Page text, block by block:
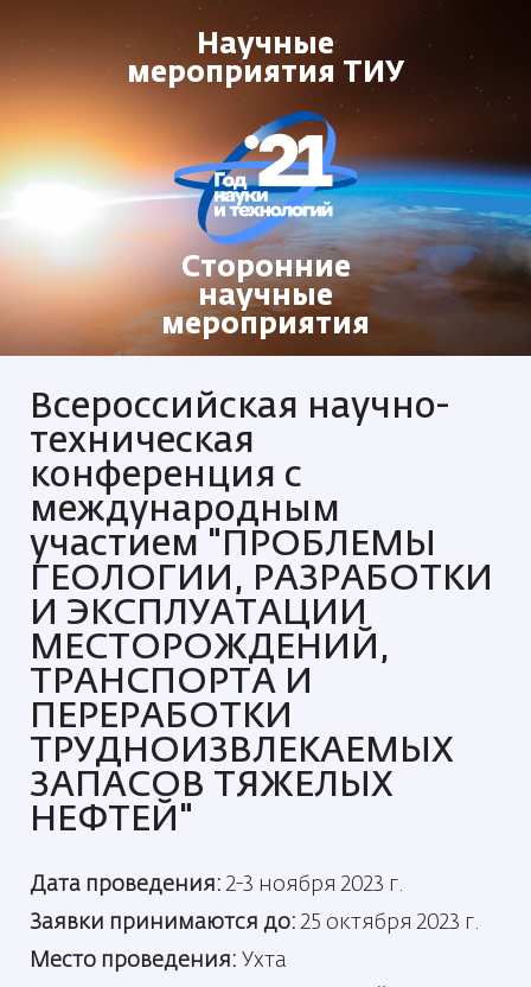
Научные
мероприятия ТИУ
Сторонние
научные
мероприятия
Всероссийская научно-
техническая
конференция с
международным
участием "ПРОБЛЕМЫ
ГЕОЛОГИИ, РАЗРАБОТКИ
И ЭКСПЛУАТАЦИИ
МЕСТОРОЖДЕНИЙ,
ТРАНСПОРТА И
ПЕРЕРАБОТКИ
ТРУДНОИЗВЛЕКАЕМЫХ
ЗАПАСОВ ТЯЖЕЛЫХ
НЕФТЕЙ"
Дата проведения: 2-3 ноября 2023 г.
Заявки принимаются до: 25 октября 2023 г.
Место проведения: Ухта